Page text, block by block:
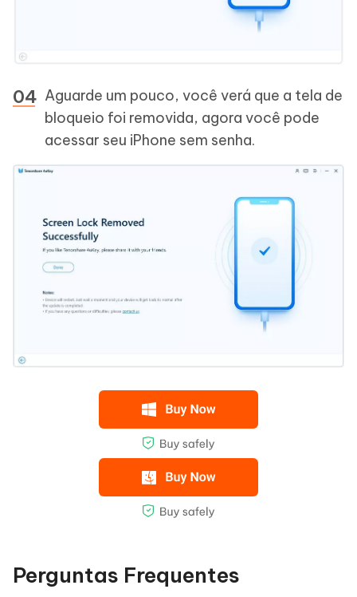
Aguarde um pouco, você verá que a tela de
bloqueio foi removida, agora você pode
acessar seu iPhone sem senha.
Perguntas Frequentes